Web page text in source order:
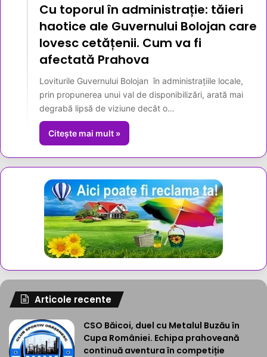
Cu toporul în administrație: tăieri
haotice ale Guvernului Bolojan care
lovesc cetățenii. Cum va fi
afectată Prahova
Loviturile Guvernului Bolojan în administrațiile locale,
prin propunerea unui val de disponibilizări, arată mai
degrabă lipsă de viziune decât o…
Citește mai mult »
Articole recente
CSO Băicoi, duel cu Metalul Buzău în
Cupa României. Echipa prahoveană
continuă aventura în competiție